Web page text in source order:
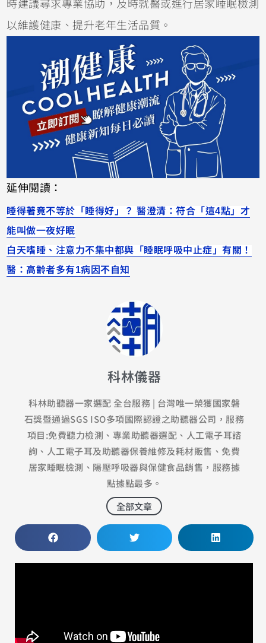
時建議尋求專業協助，及時就醫或進行居家睡眠檢測
以維護健康、提升老年生活品質。
延伸閱讀：
睡得著竟不等於「睡得好」？ 醫澄清：符合「這4點」才
能叫做一夜好眠
白天嗜睡、注意力不集中都與「睡眠呼吸中止症」有關！
醫：高齡者多有1病因不自知
科林儀器
科林助聽器一家選配 全台服務 | 台灣唯一榮獲國家磐
石獎暨通過SGS ISO多項國際認證之助聽器公司，服務
項目:免費聽力檢測、專業助聽器選配、人工電子耳諮
詢、人工電子耳及助聽器保養維修及耗材販售、免費
居家睡眠檢測、陽壓呼吸器與保健食品銷售，服務據
點據點最多。
全部文章